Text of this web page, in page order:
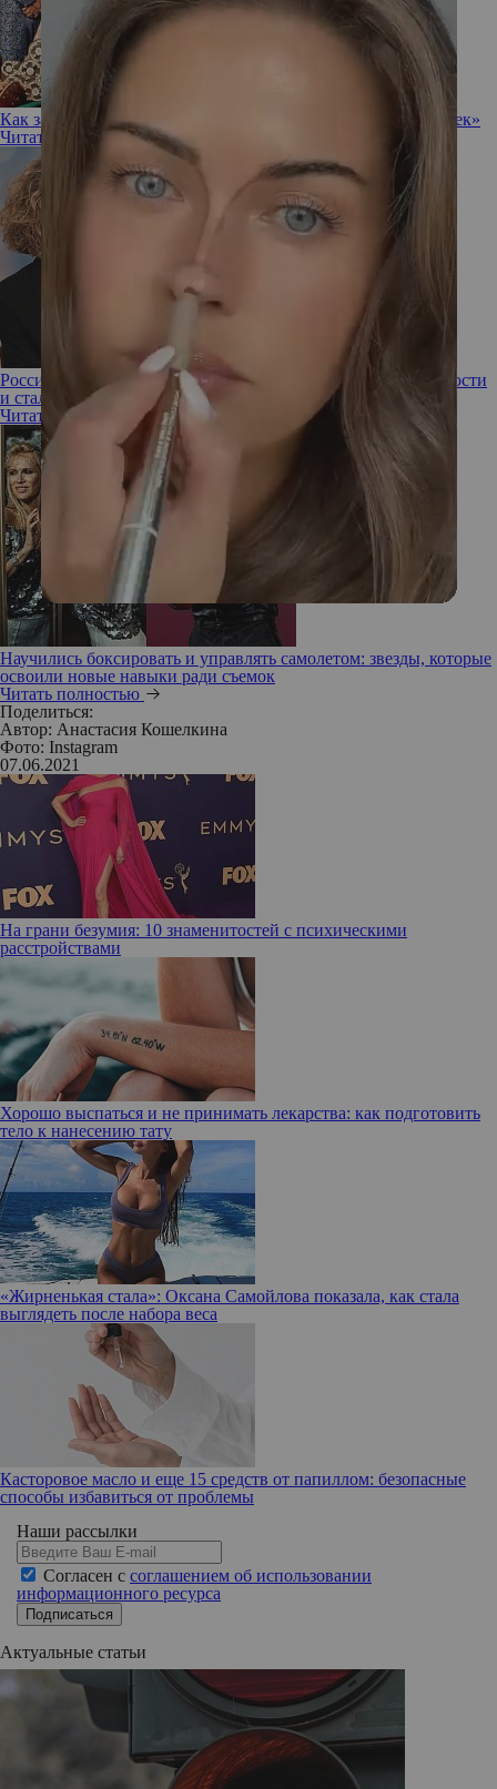
Как за 10 лет изменились актеры сериала «Великолепный век»
Читать полностью
Российские спортсменки, которые сменили сферу деятельности
и стали еще успешнее
Читать полностью
Научились боксировать и управлять самолетом: звезды, которые
освоили новые навыки ради съемок
Читать полностью
Поделиться:
Автор: Анастасия Кошелкина
Фото: Instagram
07.06.2021
На грани безумия: 10 знаменитостей с психическими
расстройствами
Хорошо выспаться и не принимать лекарства: как подготовить
тело к нанесению тату
«Жирненькая стала»: Оксана Самойлова показала, как стала
выглядеть после набора веса
Касторовое масло и еще 15 средств от папиллом: безопасные
способы избавиться от проблемы
Наши рассылки
Согласен с соглашением об использовании
информационного ресурса
Подписаться
Актуальные статьи